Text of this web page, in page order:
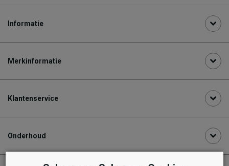
Informatie
Merkinformatie
Klantenservice
Onderhoud